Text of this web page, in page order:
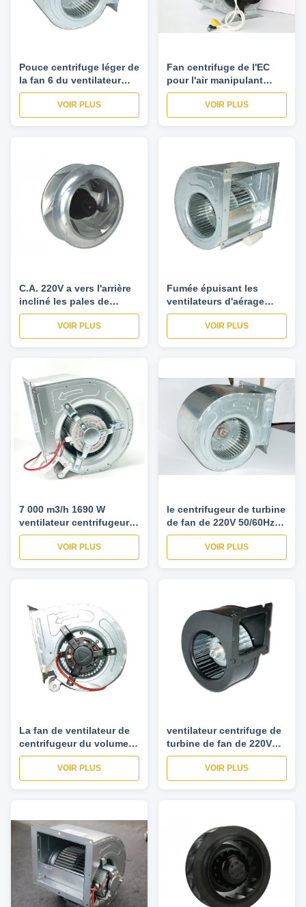
Pouce centrifuge léger de
la fan 6 du ventilateur
650W/8 avancent le
ventilateur petit à petit de
fan centrifuge
VOIR PLUS
Fan centrifuge de l'EC
pour l'air manipulant
l'unité AHU, ventilateur
centrifuge de BLDC
VOIR PLUS
C.A. 220V a vers l'arrière
incliné les pales de
ventilateur centrifuges
avec le condensateur
courant le moteur externe
VOIR PLUS
Fumée épuisant les
ventilateurs d'aérage
centrifuges centrifuges
du ³ de la fan 2000M/H
VOIR PLUS
7 000 m3/h 1690 W
ventilateur centrifugeur
12-12-1100
VOIR PLUS
le centrifugeur de turbine
de fan de 220V 50/60Hz
l'approbation de la CE du
ventilateur d'extraction
1100 t/mn
VOIR PLUS
La fan de ventilateur de
centrifugeur du volume
de l'air 4250, fan radiale
conçoivent en fonction
du client
VOIR PLUS
ventilateur centrifuge de
turbine de fan de 220V
50/60Hz avec 4250
volumes de l'air
VOIR PLUS